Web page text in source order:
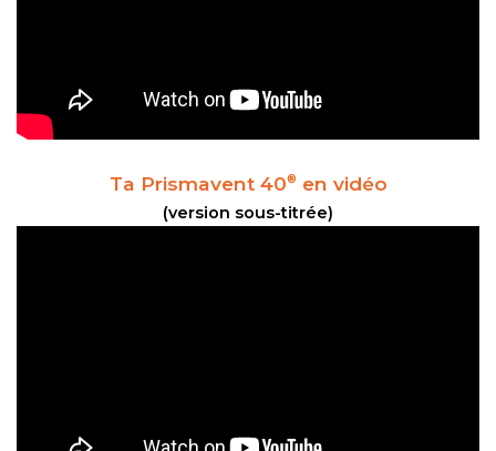
Ta Prismavent 40® en vidéo
(version sous-titrée)